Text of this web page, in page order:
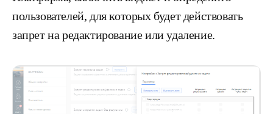
пользователей, для которых будет действовать
запрет на редактирование или удаление.